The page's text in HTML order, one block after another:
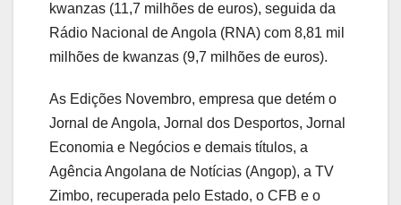
kwanzas (11,7 milhões de euros), seguida da
Rádio Nacional de Angola (RNA) com 8,81 mil
milhões de kwanzas (9,7 milhões de euros).
As Edições Novembro, empresa que detém o
Jornal de Angola, Jornal dos Desportos, Jornal
Economia e Negócios e demais títulos, a
Agência Angolana de Notícias (Angop), a TV
Zimbo, recuperada pelo Estado, o CFB e o